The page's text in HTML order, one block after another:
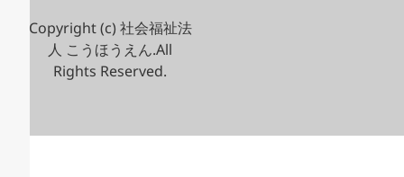
Copyright (c) 社会福祉法
人 こうほうえん.All
Rights Reserved.